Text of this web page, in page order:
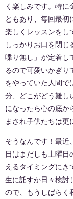
く楽しみです。特に
ともあり、毎回最初
楽しくレッスンをし
しっかりお口を閉じ
喋り無し」が定着し
るので可愛いかぎり
をやっていた人間で
分、どこがどう難し
になったら心の底か
まされ子供たちは更
そうなんです！最近
日はまだしも土曜日
えるタイミングにき
生に託すか日々検討
ので、もうしばらく